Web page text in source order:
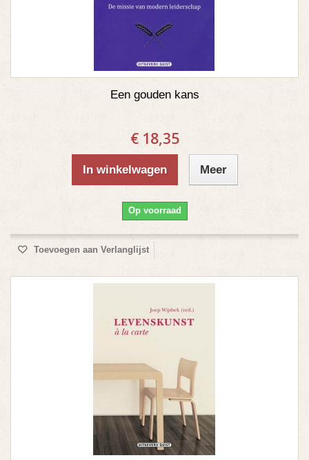
Een gouden kans
€ 18,35
In winkelwagen Meer
Op voorraad
Toevoegen aan Verlanglijst